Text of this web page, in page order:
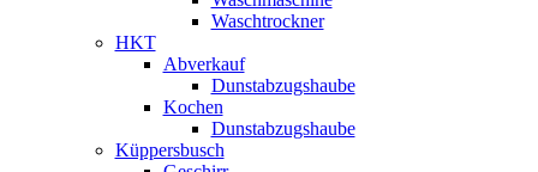
Waschtrockner
HKT
Abverkauf
Dunstabzugshaube
Kochen
Dunstabzugshaube
Küppersbusch